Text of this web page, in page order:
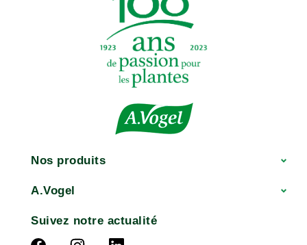
Nos produits
A.Vogel
Suivez notre actualité